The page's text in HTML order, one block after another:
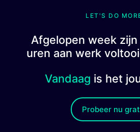
LET'S DO
Afgelopen week zijn
uren aan werk
Vandaag is het
Probeer nu